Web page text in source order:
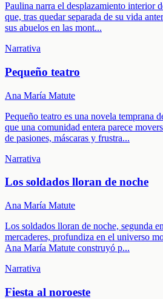
Paulina narra el desplazamiento interior
que, tras quedar separada de su vida
sus abuelos en las mont...
Narrativa
Pequeño teatro
Ana María Matute
Pequeño teatro es una novela temprana
que una comunidad entera parece
de pasiones, máscaras y frustra...
Narrativa
Los soldados lloran de noche
Ana María Matute
Los soldados lloran de noche, segunda
mercaderes, profundiza en el universo
Ana María Matute construyó p...
Narrativa
Fiesta al noroeste